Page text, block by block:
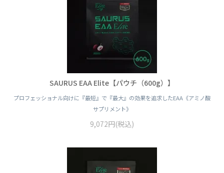
SAURUS EAA Elite【パウチ（600g）】
プロフェッショナル向けに『最短』で『最大』の効果を追求したEAA《アミノ酸
サプリメント》
9,072円(税込)